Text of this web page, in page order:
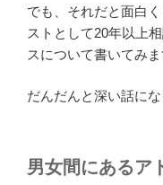
でも、それだと面白
ストとして20年以上
スについて書いてみま
だんだんと深い話にな
男女間にあるア